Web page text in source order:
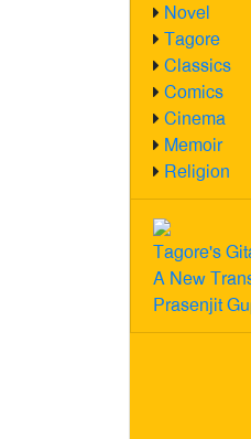
Novel
Tagore
Classics
Comics
Cinema
Memoir
Religion
Tagore's
A New
Prasenjit